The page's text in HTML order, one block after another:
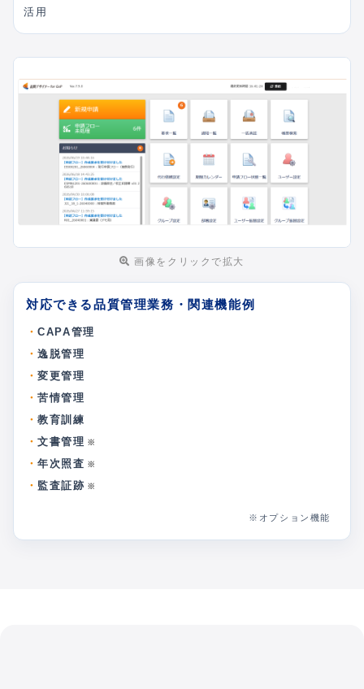
活用
画像をクリックで拡大
対応できる品質管理業務・関連機能例
CAPA管理
逸脱管理
変更管理
苦情管理
教育訓練
文書管理 ※
年次照査 ※
監査証跡 ※
※オプション機能